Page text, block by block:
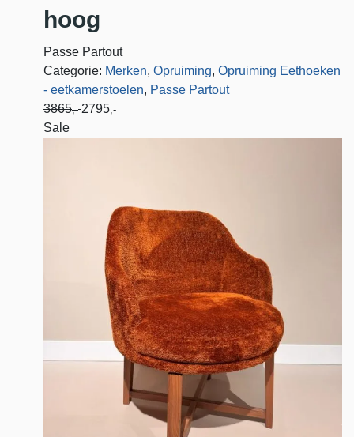
hoog
Passe Partout
Categorie: Merken, Opruiming, Opruiming Eethoeken
- eetkamerstoelen, Passe Partout
3865,- 2795 ,-
Sale